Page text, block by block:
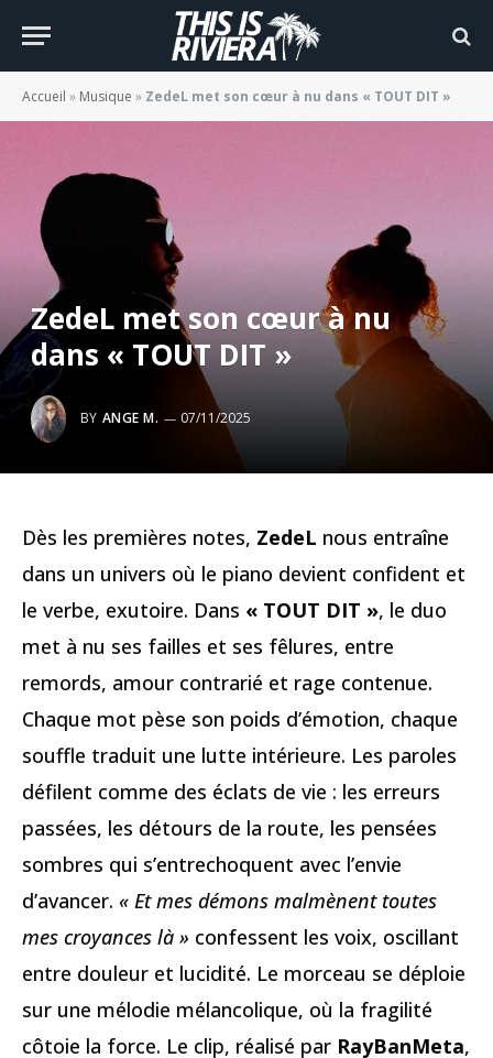
Accueil » Musique » ZedeL met son cœur à nu dans « TOUT DIT »
ZedeL met son cœur à nu
dans « TOUT DIT »
BY ANGE M. 07/11/2025
Dès les premières notes, ZedeL nous entraîne
dans un univers où le piano devient confident et
le verbe, exutoire. Dans « TOUT DIT », le duo
met à nu ses failles et ses fêlures, entre
remords, amour contrarié et rage contenue.
Chaque mot pèse son poids d’émotion, chaque
souffle traduit une lutte intérieure. Les paroles
défilent comme des éclats de vie : les erreurs
passées, les détours de la route, les pensées
sombres qui s’entrechoquent avec l’envie
d’avancer. « Et mes démons malmènent toutes
mes croyances là » confessent les voix, oscillant
entre douleur et lucidité. Le morceau se déploie
sur une mélodie mélancolique, où la fragilité
côtoie la force. Le clip, réalisé par RayBanMeta,